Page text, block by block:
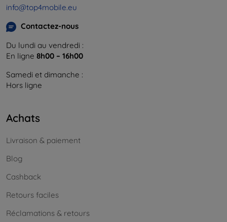
info@top4mobile.eu
Contactez-nous
Du lundi au vendredi :
En ligne 8h00 – 16h00
Samedi et dimanche :
Hors ligne
Achats
Livraison & paiement
Blog
Cashback
Retours faciles
Réclamations & retours